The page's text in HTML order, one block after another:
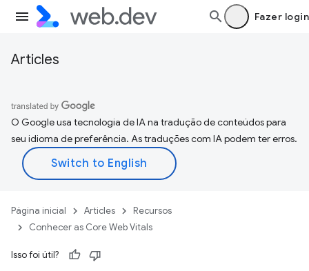
Fazer login
Articles
O Google usa tecnologia de IA na tradução de conteúdos para
seu idioma de preferência. As traduções com IA podem ter erros.
Página inicial Articles
Recursos
Conhecer as Core Web Vitals
Isso foi útil?